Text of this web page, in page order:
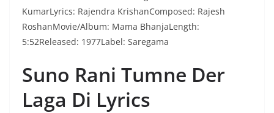
KumarLyrics: Rajendra KrishanComposed: Rajesh
RoshanMovie/Album: Mama BhanjaLength:
5:52Released: 1977Label: Saregama
Suno Rani Tumne Der
Laga Di Lyrics